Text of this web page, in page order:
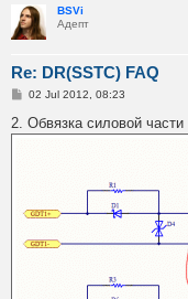
BSVi
Адепт
Re: DR(SSTC) FAQ
P
s
t
02 Jul 2012, 08:23
2. Обвязка силовой части